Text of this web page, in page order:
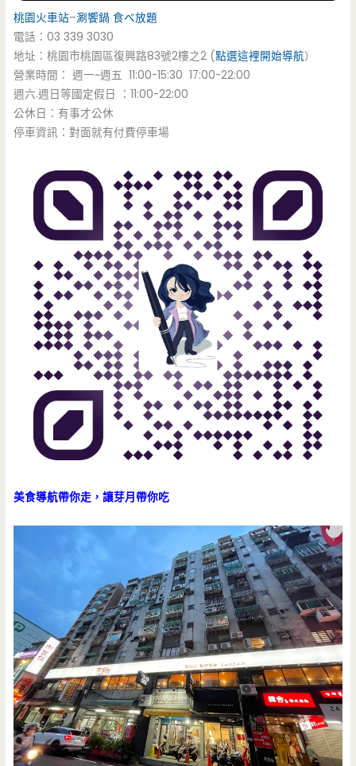
桃園火車站–涮饗鍋 食べ放題
電話：03 339 3030
地址：桃園市桃園區復興路83號2樓之2 (點選這裡開始導航）
營業時間： 週一~週五 11:00-15:30 17:00-22:00
週六.週日等國定假日 ：11:00-22:00
公休日：有事才公休
停車資訊：對面就有付費停車場
美食導航帶你走，讓芽月帶你吃